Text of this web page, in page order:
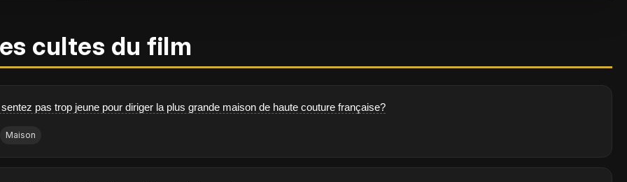
cultes du film
pas trop jeune pour diriger la plus grande maison de haute couture française?
Maison